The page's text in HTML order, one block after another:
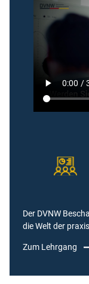
Der DVNW
die Welt der
Zum Lehrgang